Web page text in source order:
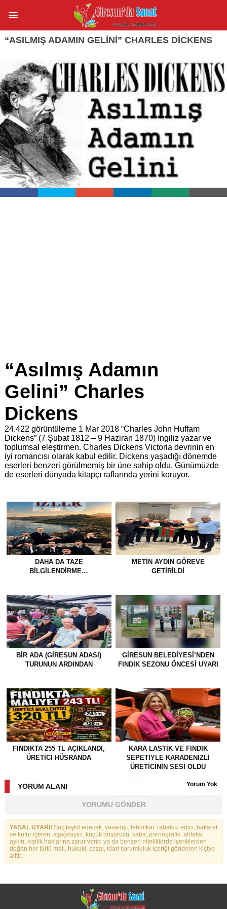
“ASILMIŞ ADAMIN GELINI” CHARLES DICKENS
“Asılmış Adamın
Gelini” Charles
Dickens
24.422 görüntüleme 1 Mar 2018 “Charles John Huffam
Dickens” (7 Şubat 1812 – 9 Haziran 1870) İngiliz yazar ve
toplumsal eleştirmen. Charles Dickens Victoria devrinin en
iyi romancısı olarak kabul edilir. Dickens yaşadığı dönemde
eserleri benzeri görülmemiş bir üne sahip oldu. Günümüzde
de eserleri dünyada kitapçı raflarında yerini koruyor.
DAHA DA TAZE
BİLGİLENDİRME…
METİN AYDIN GÖREVE
GETİRİLDİ
BİR ADA (GİRESUN ADASI)
TURUNUN ARDINDAN
GİRESUN BELEDİYESİ’NDEN
FINDIK SEZONU ÖNCESİ UYARI
FINDIKTA 255 TL AÇIKLANDI,
ÜRETİCİ HÜSRANDA
KARA LASTİK VE FINDIK
SEPETİYLE KARADENİZLİ
ÜRETİCİNİN SESİ OLDU
YORUM ALANI Yorum Yok
YORUMU GÖNDER
YASAL UYARI! Suç teşkil edecek, yasadışı, tehditkar, rahatsız edici, hakaret
ve küfür içeren, aşağılayıcı, küçük düşürücü, kaba, pornografik, ahlaka
aykırı, kişilik haklarına zarar verici ya da benzeri niteliklerde içeriklerden
doğan her türlü mali, hukuki, cezai, idari sorumluluk içeriği gönderen kişiye
aittir.